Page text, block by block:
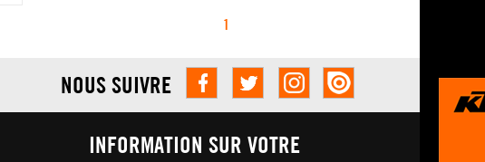
1
NOUS SUIVRE
INFORMATION SUR VOTRE